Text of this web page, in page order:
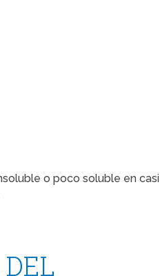
o poco soluble en casi